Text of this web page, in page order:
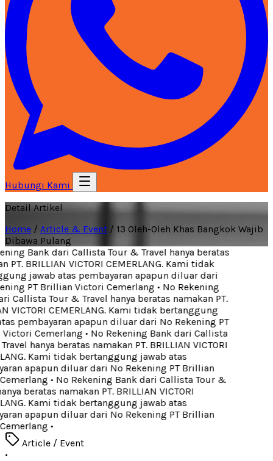
Hubungi Kami
Detail Artikel
Home / Article & Event / 13 Oleh-Oleh Khas Bangkok Wajib
Dibawa Pulang
Bank dari Callista Tour & Travel hanya beratas
PT. BRILLIAN VICTORI CEMERLANG. Kami tidak
jawab atas pembayaran apapun diluar dari
PT Brillian Victori Cemerlang• No Rekening
Callista Tour & Travel hanya beratas namakan PT.
VICTORI CEMERLANG. Kami tidak bertanggung
pembayaran apapun diluar dari No Rekening PT
Cemerlang• No Rekening Bank dari Callista
hanya beratas namakan PT. BRILLIAN VICTORI
Kami tidak bertanggung jawab atas
apapun diluar dari No Rekening PT Brillian
• No Rekening Bank dari Callista Tour &
beratas namakan PT. BRILLIAN VICTORI
Kami tidak bertanggung jawab atas
apapun diluar dari No Rekening PT Brillian
•
Article / Event
•